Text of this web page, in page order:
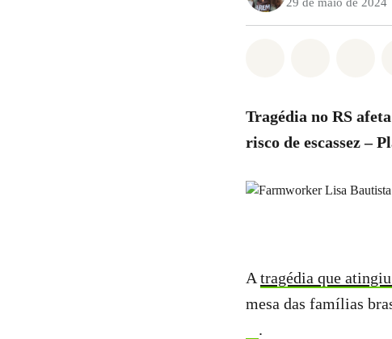
Tragédia no RS
risco de escassez –
A tragédia que
mesa das famílias
.